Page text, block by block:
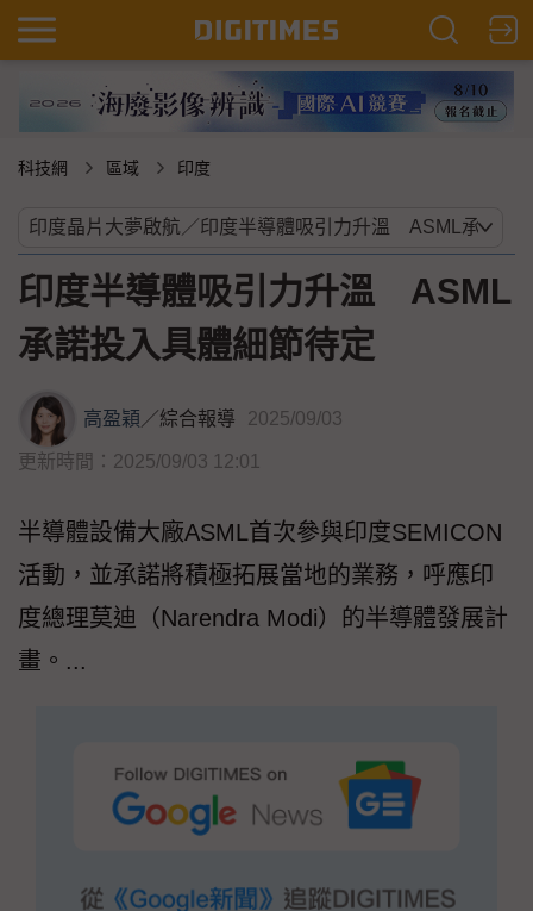
科技網 區域 印度
印度半導體吸引力升溫 ASML
承諾投入具體細節待定
高盈穎／綜合報導 2025/09/03
更新時間：2025/09/03 12:01
半導體設備大廠ASML首次參與印度SEMICON
活動，並承諾將積極拓展當地的業務，呼應印
度總理莫迪（Narendra Modi）的半導體發展計
畫。...